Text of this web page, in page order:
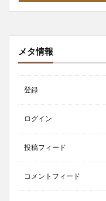
メタ情報
登録
ログイン
投稿フィード
コメントフィード